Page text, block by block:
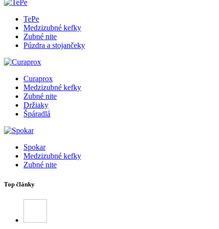
TePe
Medzizubné kefky
Zubné nite
Púzdra a stojančeky
Curaprox
Medzizubné kefky
Zubné nite
Držiaky
Špáradlá
Spokar
Medzizubné kefky
Zubné nite
Top články